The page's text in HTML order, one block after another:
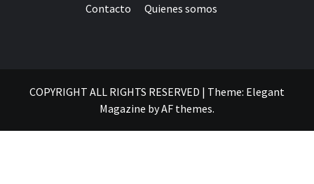
Contacto Quienes somos
COPYRIGHT ALL RIGHTS RESERVED | Theme: Elegant
Magazine byAF themes.